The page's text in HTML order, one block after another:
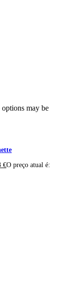
may be
€O preço atual é: